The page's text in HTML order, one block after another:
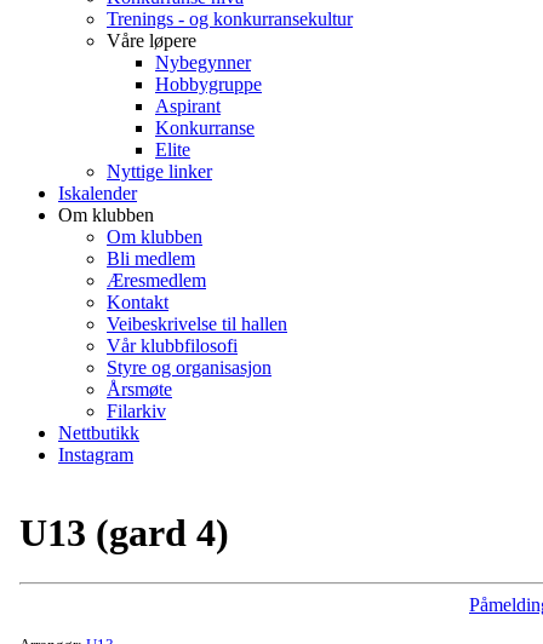
Trenings - og konkurransekultur
Våre løpere
Nybegynner
Hobbygruppe
Aspirant
Konkurranse
Elite
Nyttige linker
Iskalender
Om klubben
Om klubben
Bli medlem
Æresmedlem
Kontakt
Veibeskrivelse til hallen
Vår klubbfilosofi
Styre og organisasjon
Årsmøte
Filarkiv
Nettbutikk
Instagram
U13 (gard 4)